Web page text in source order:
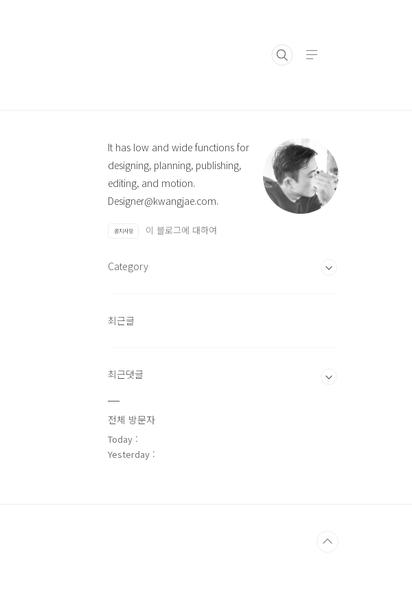
It has low and wide functions for
designing, planning, publishing,
editing, and motion.
Designer@kwangjae.com.
공지사항 이 블로그에 대하여
Category
최근글
최근댓글
전체 방문자
Today :
Yesterday :